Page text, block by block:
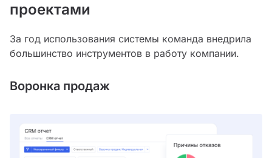
проектами
За год использования системы команда внедрила
большинство инструментов в работу компании.
Воронка продаж